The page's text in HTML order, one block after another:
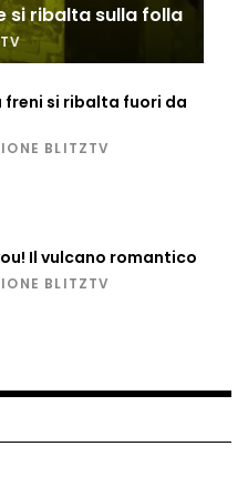
gli F16 intercettano
a livello:
attrazione cede
si ribalta sulla folla
freni si ribalta fuori da
BLITZTV
Il vulcano romantico
BLITZTV